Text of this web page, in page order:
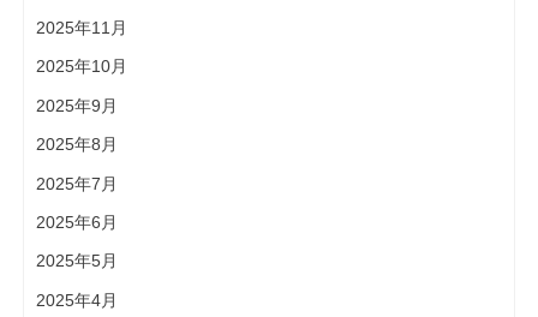
2025年11月
2025年10月
2025年9月
2025年8月
2025年7月
2025年6月
2025年5月
2025年4月